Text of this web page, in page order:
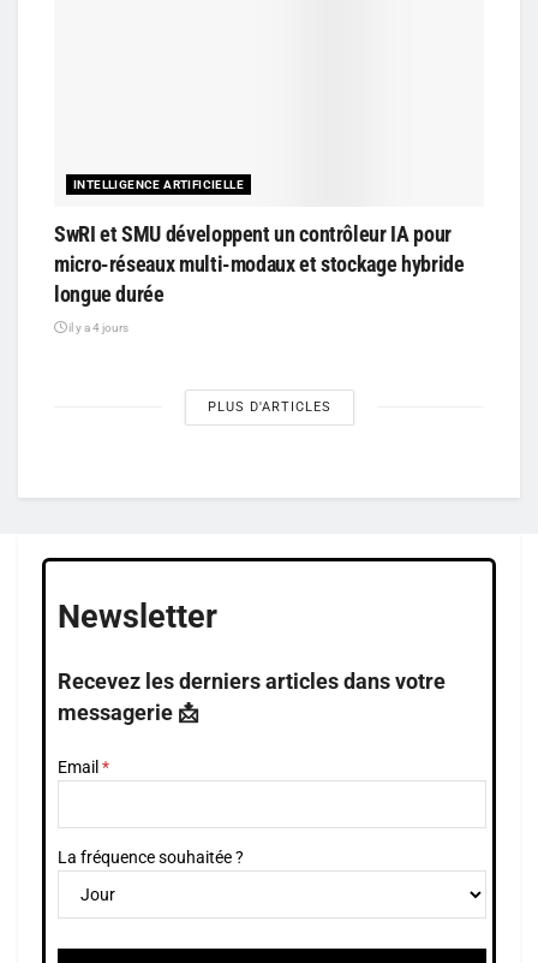
INTELLIGENCE ARTIFICIELLE
SwRI et SMU développent un contrôleur IA pour
micro-réseaux multi-modaux et stockage hybride
longue durée
il y a 4 jours
PLUS D'ARTICLES
Newsletter
Recevez les derniers articles dans votre
messagerie 📩
Email
La fréquence souhaitée ?